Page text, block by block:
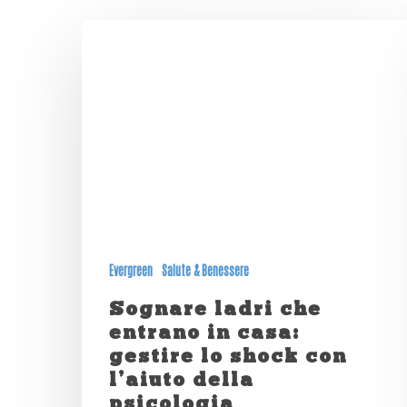
Evergreen Salute & Benessere
Sognare ladri che
entrano in casa:
gestire lo shock con
l’aiuto della